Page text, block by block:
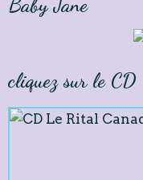
cliquez sur le CD